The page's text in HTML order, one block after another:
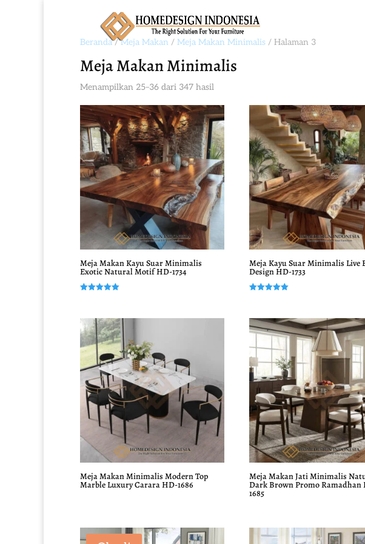
Beranda/Meja Makan / Meja Makan Minimalis / Halaman 3
Meja Makan Minimalis
Menampilkan 25–36 dari 347 hasil
yang
terbaru
Meja Makan Kayu Suar Minimalis
Exotic Natural Motif HD-1734
Meja Kayu Suar Minimalis Live
Design HD-1733
Meja Makan Minimalis Modern Top
Marble Luxury Carara HD-1686
Meja Makan Jati Minimalis
Dark Brown Promo Ramadhan
1685